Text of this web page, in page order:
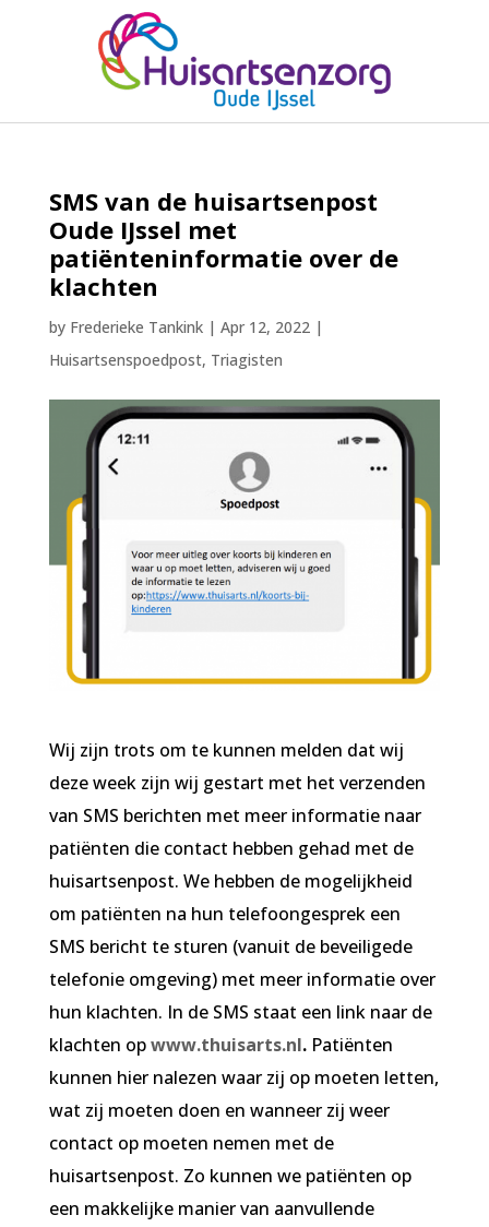
SMS van de huisartsenpost
Oude IJssel met
patiënteninformatie over de
klachten
by Frederieke Tankink| Apr 12, 2022|
Huisartsenspoedpost, Triagisten
Wij zijn trots om te kunnen melden dat wij
deze week zijn wij gestart met het verzenden
van SMS berichten met meer informatie naar
patiënten die contact hebben gehad met de
huisartsenpost. We hebben de mogelijkheid
om patiënten na hun telefoongesprek een
SMS bericht te sturen (vanuit de beveiligede
telefonie omgeving) met meer informatie over
hun klachten. In de SMS staat een link naar de
klachten opwww.thuisarts.nl.Patiënten
kunnen hier nalezen waar zij op moeten letten,
wat zij moeten doen en wanneer zij weer
contact op moeten nemen met de
huisartsenpost. Zo kunnen we patiënten op
een makkelijke manier van aanvullende